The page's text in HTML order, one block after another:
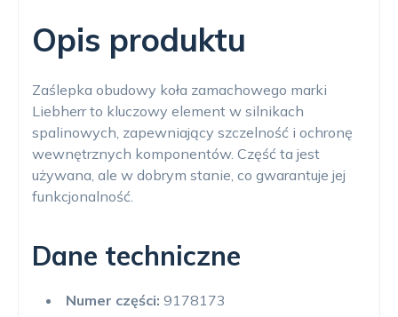
Opis produktu
Zaślepka obudowy koła zamachowego marki
Liebherr to kluczowy element w silnikach
spalinowych, zapewniający szczelność i ochronę
wewnętrznych komponentów. Część ta jest
używana, ale w dobrym stanie, co gwarantuje jej
funkcjonalność.
Dane techniczne
Numer części: 9178173